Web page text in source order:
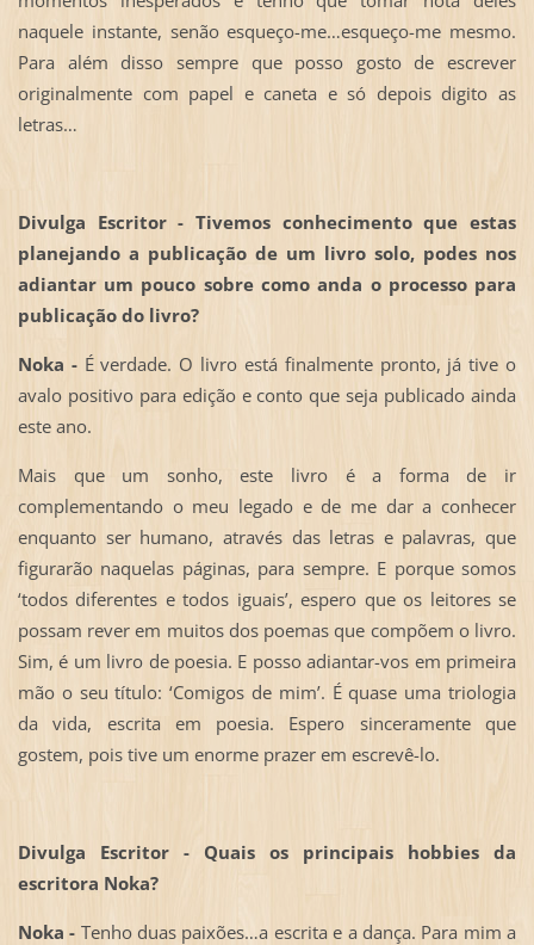
naquele instante, senão esqueço-me…esqueço-me mesmo.
Para além disso sempre que posso gosto de escrever
originalmente com papel e caneta e só depois digito as
letras…
Divulga Escritor - Tivemos conhecimento que estas
planejando a publicação de um livro solo, podes nos
adiantar um pouco sobre como anda o processo para
publicação do livro?
Noka -É verdade. O livro está finalmente pronto, já tive o
avalo positivo para edição e conto que seja publicado ainda
este ano.
Mais que um sonho, este livro é a forma de ir
complementando o meu legado e de me dar a conhecer
enquanto ser humano, através das letras e palavras, que
figurarão naquelas páginas, para sempre. E porque somos
‘todos diferentes e todos iguais’, espero que os leitores se
possam rever em muitos dos poemas que compõem o livro.
Sim, é um livro de poesia. E posso adiantar-vos em primeira
mão o seu título: ‘Comigos de mim’. É quase uma triologia
da vida, escrita em poesia. Espero sinceramente que
gostem, pois tive um enorme prazer em escrevê-lo.
Divulga Escritor - Quais os principais hobbies da
escritora Noka?
Noka - Tenho duas paixões…a escrita e a dança. Para mim a